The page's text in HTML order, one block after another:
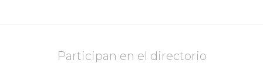
Participan en el directorio